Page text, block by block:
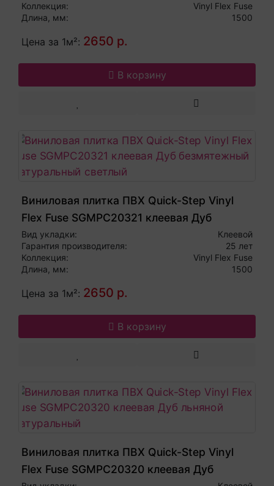
Коллекция:
Vinyl Flex Fuse
Длина, мм:
1500
Цена за 1м²: 2650 р.
В корзину
Виниловая плитка ПВХ Quick-Step Vinyl
Flex Fuse SGMPC20321 клеевая Дуб
безмятежный натуральный светлый
Вид укладки:
Клеевой
Гарантия производителя:
25 лет
Коллекция:
Vinyl Flex Fuse
Длина, мм:
1500
Цена за 1м²: 2650 р.
В корзину
Виниловая плитка ПВХ Quick-Step Vinyl
Flex Fuse SGMPC20320 клеевая Дуб